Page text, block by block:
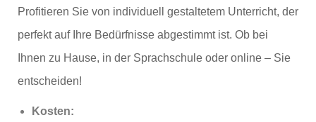
Profitieren Sie von individuell gestaltetem Unterricht, der
perfekt auf Ihre Bedürfnisse abgestimmt ist. Ob bei
Ihnen zu Hause, in der Sprachschule oder online – Sie
entscheiden!
Kosten: